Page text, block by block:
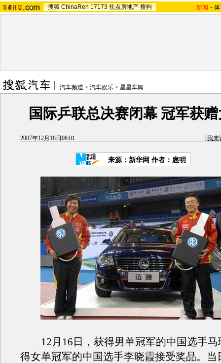
搜狐 ChinaRen 17173 焦点房地产 搜狗 新闻 -
汽车频道 > 汽车娱乐 > 星星车闻
国际乒联总决赛闭幕 冠军获
2007年12月18日08:01 [我来
来源：新华网 作者：扈明
12月16日，获得男单冠军的中国选手马
得女单冠军的中国选手李晓霞接受奖品。当